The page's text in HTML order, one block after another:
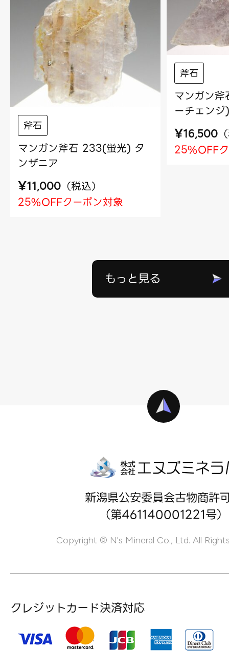
斧石
マンガン斧石 233(蛍光) タ
ンザニア
¥11,000 （税込）
25%OFFクーポン対象
斧石
マンガン
ーチェン
¥16,500 （
25%OFF
もっと見る
新潟県公安委員会古物商許
（第461140001221号）
Copyright © N's Mineral Co., Ltd. All
クレジットカード決済対応